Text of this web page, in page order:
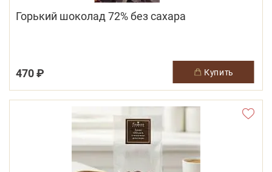
Горький шоколад 72% без сахара
470 ₽ купить